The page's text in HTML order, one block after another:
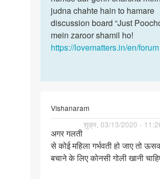
judna chahte hain to hamare
discussion board “Just
mein zaroor shamil ho!
https://lovematters.in/en/forum
Vishanaram
शुक्र, 03/13/2020 - 11:26
अगर
गलती
से
अगर गलती
से कोई महिला गर्भवती हो जाए तो
बचाने के लिए कोनसी गोली खानी